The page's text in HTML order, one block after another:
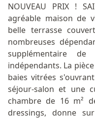
NOUVEAU PRIX !
agréable maison de
belle terrasse
nombreuses
supplémentaire
indépendants. La
baies vitrées
séjour-salon et une
chambre de 16 m²
dressings, donne